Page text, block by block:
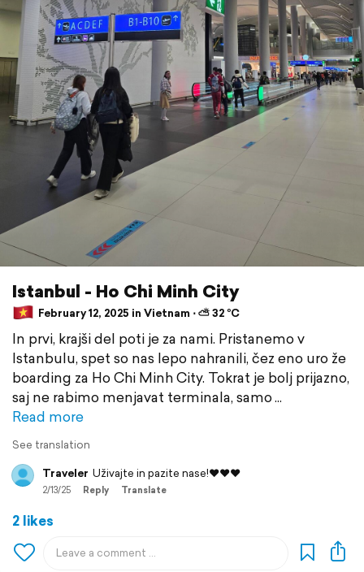
Istanbul - Ho Chi Minh City
February 12, 2025 in Vietnam ⋅ ⛅ 32 °C
In prvi, krajši del poti je za nami. Pristanemo v
Istanbulu, spet so nas lepo nahranili, čez eno uro že
boarding za Ho Chi Minh City. Tokrat je bolj prijazno,
saj ne rabimo menjavat terminala, samo
Read more
See translation
Traveler Uživajte in pazite nase!❤️❤️❤️
2/13/25 Reply Translate
2 likes